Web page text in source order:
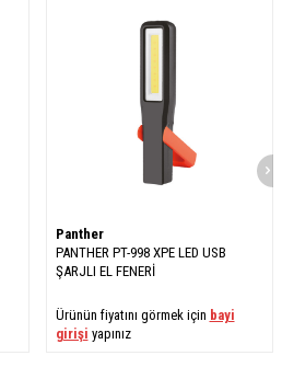
Panther
PANTHER PT-998 XPE LED USB
ŞARJLI EL FENERİ
Ürünün fiyatını görmek için bayi
girişi yapınız